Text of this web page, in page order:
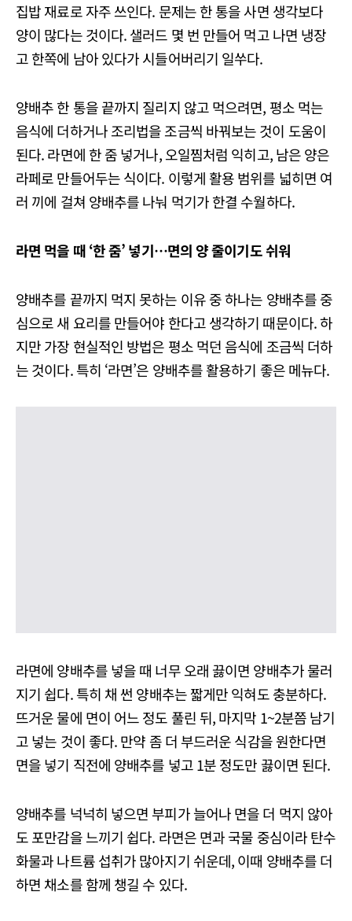
집밥 재료로 자주 쓰인다. 문제는 한 통을 사면 생각보다
양이 많다는 것이다. 샐러드 몇 번 만들어 먹고 나면 냉장
고 한쪽에 남아 있다가 시들어버리기 일쑤다.
양배추 한 통을 끝까지 질리지 않고 먹으려면, 평소 먹는
음식에 더하거나 조리법을 조금씩 바꿔보는 것이 도움이
된다. 라면에 한 줌 넣거나, 오일찜처럼 익히고, 남은 양은
라페로 만들어두는 식이다. 이렇게 활용 범위를 넓히면 여
러 끼에 걸쳐 양배추를 나눠 먹기가 한결 수월하다.
라면 먹을 때‘한 줌’넣기…면의 양 줄이기도 쉬워
양배추를 끝까지 먹지 못하는 이유 중 하나는 양배추를 중
심으로 새 요리를 만들어야 한다고 생각하기 때문이다. 하
지만 가장 현실적인 방법은 평소 먹던 음식에 조금씩 더하
는 것이다. 특히 ‘라면’은 양배추를 활용하기 좋은 메뉴다.
라면에 양배추를 넣을 때 너무 오래 끓이면 양배추가 물러
지기 쉽다. 특히 채 썬 양배추는 짧게만 익혀도 충분하다.
뜨거운 물에 면이 어느 정도 풀린 뒤, 마지막 1~2분쯤 남기
고 넣는 것이 좋다. 만약 좀 더 부드러운 식감을 원한다면
면을 넣기 직전에 양배추를 넣고 1분 정도만 끓이면 된다.
양배추를 넉넉히 넣으면 부피가 늘어나 면을 더 먹지 않아
도 포만감을 느끼기 쉽다. 라면은 면과 국물 중심이라 탄수
화물과 나트륨 섭취가 많아지기 쉬운데, 이때 양배추를 더
하면 채소를 함께 챙길 수 있다.